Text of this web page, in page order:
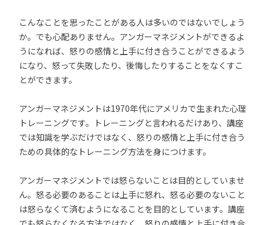
こんなことを思ったことがある人は多いのではないでしょう
か。でも心配ありません。アンガーマネジメントができるよ
うになれば、怒りの感情と上手に付き合うことができるよう
になり、怒って失敗したり、後悔したりすることをなくすこ
とができます。
アンガーマネジメントは1970年代にアメリカで生まれた心理
トレーニングです。トレーニングと言われるだけあり、講座
では知識を学ぶだけではなく、怒りの感情と上手に付き合う
ための具体的なトレーニング方法を身につけます。
アンガーマネジメントでは怒らないことは目的としていませ
ん。怒る必要のあることは上手に怒れ、怒る必要のないこと
は怒らなくて済むようになることを目的としています。講座